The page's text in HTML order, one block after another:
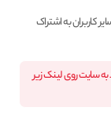
کاربران به اشتراک
سایت روی لینک زیر